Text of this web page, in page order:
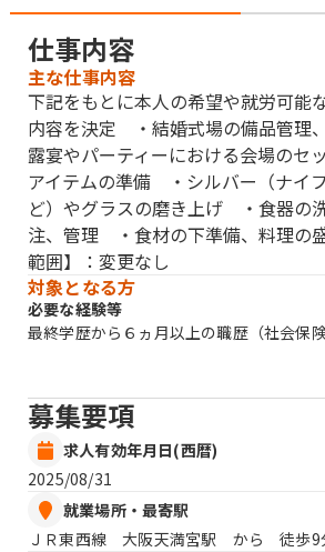
仕事内容
主な仕事内容
下記をもとに本人の希望や就労可能
内容を決定 ・結婚式場の備品管理
露宴やパーティーにおける会場の
アイテムの準備 ・シルバー（ナイ
ど）やグラスの磨き上げ ・食器の
注、管理 ・食材の下準備、料理の
範囲】：変更なし
対象となる方
必要な経験等
最終学歴から６ヵ月以上の職歴（社会保険
募集要項
求人有効年月日(西暦)
2025/08/31
就業場所・最寄駅
ＪＲ東西線 大阪天満宮駅 から 徒歩9